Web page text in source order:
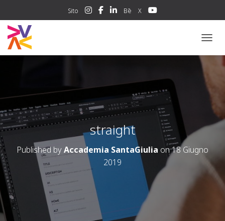
Sito Bē X
straight
Published byAccademia SantaGiulia on18 Giugno
2019